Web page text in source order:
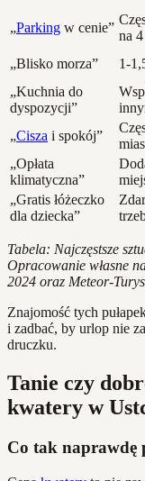
„Parking w cenie”
na
„Blisko morza”
1-
„Kuchnia do
dyspozycji”
„Cisza i spokój”
„Opłata
klimatyczna”
„Gratis łóżeczko
dla dziecka”
Tabela: Najczęstsze
Opracowanie własne
2024 oraz Meteor-
Znajomość tych
i zadbać, by urlop nie
druczku.
Tanie czy
kwatery w
Co tak naprawdę